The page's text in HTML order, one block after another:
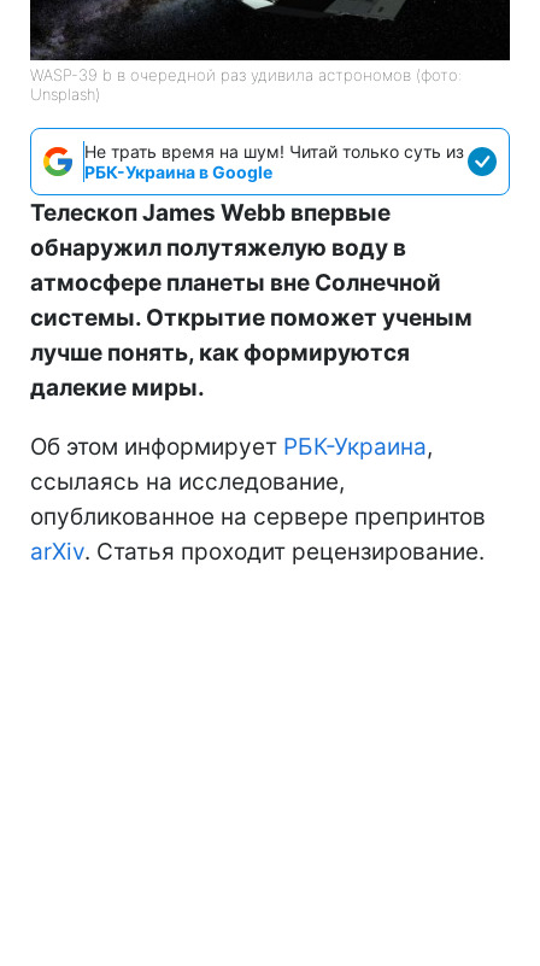
WASP-39 b в очередной раз удивила астрономов (фото:
Unsplash)
Не трать время на шум! Читай только суть из
РБК-Украина в Google
Телескоп James Webb впервые
обнаружил полутяжелую воду в
атмосфере планеты вне Солнечной
системы. Открытие поможет ученым
лучше понять, как формируются
далекие миры.
Об этом информирует РБК-Украина,
ссылаясь на исследование,
опубликованное на сервере препринтов
arXiv. Статья проходит рецензирование.